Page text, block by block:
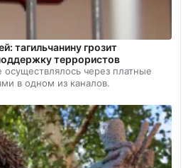
тагильчанину грозит
террористов
через платные
в одном из каналов.